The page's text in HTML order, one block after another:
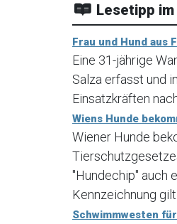
Lesetipp im
Frau und Hund
Eine 31-jährige
Salza erfasst und
Einsatzkräften
Wiens Hunde
Wiener Hunde
"Hundechip" auch
Kennzeichnung gilt
Schwimmwesten